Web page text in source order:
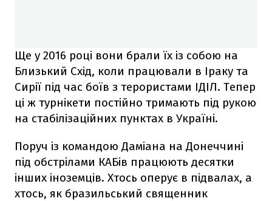
Ще у 2016 році вони брали їх із собою на
Близький Схід, коли працювали в Іраку та
Сирії під час боїв з терористами ІДІЛ. Тепер
ці ж турнікети постійно тримають під рукою
на стабілізаційних пунктах в Україні.
Поруч із командою Даміана на Донеччині
під обстрілами КАБів працюють десятки
інших іноземців. Хтось оперує в підвалах, а
хтось, як бразильський священник